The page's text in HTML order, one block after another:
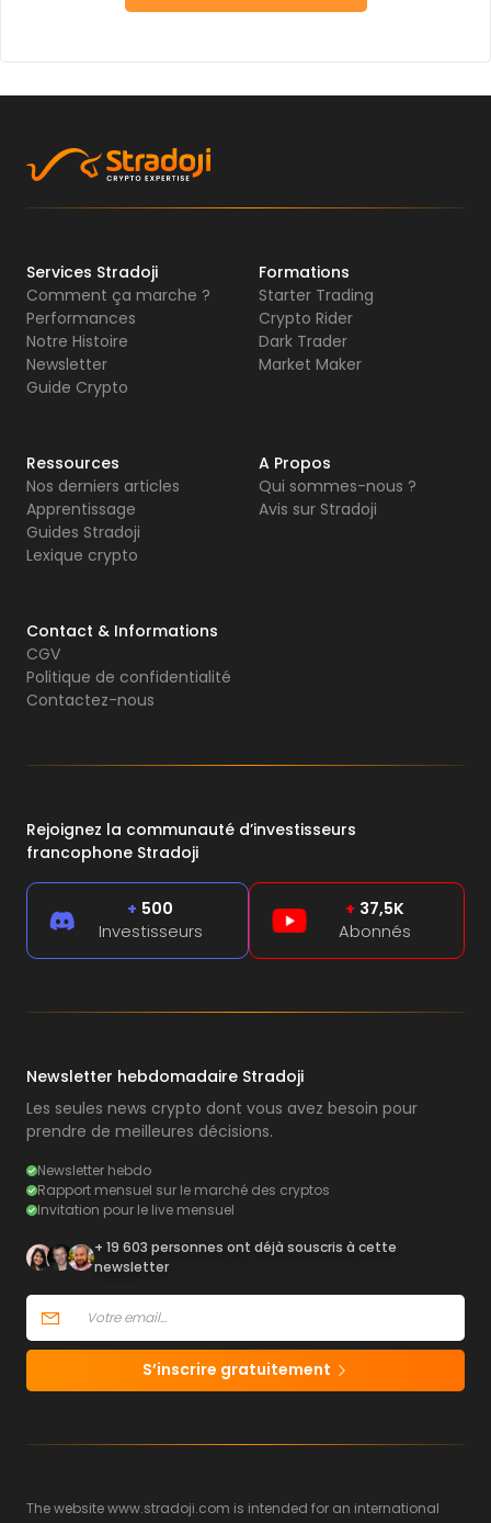
Services Stradoji
Comment ça marche ?
Performances
Notre Histoire
Newsletter
Guide Crypto
Formations
Starter Trading
Crypto Rider
Dark Trader
Market Maker
Ressources
Nos derniers articles
Apprentissage
Guides Stradoji
Lexique crypto
A Propos
Qui sommes-nous ?
Avis sur Stradoji
Contact & Informations
CGV
Politique de confidentialité
Contactez-nous
Rejoignez la communauté d’investisseurs
francophone Stradoji
+ 500
Investisseurs
+ 37,5K
Abonnés
Newsletter hebdomadaire Stradoji
Les seules news crypto dont vous avez besoin pour
prendre de meilleures décisions.
Newsletter hebdo
Rapport mensuel sur le marché des cryptos
Invitation pour le live mensuel
+ 19 603 personnes ont déjà souscris à cette
newsletter
S’inscrire gratuitement
The website www.stradoji.com is intended for an international